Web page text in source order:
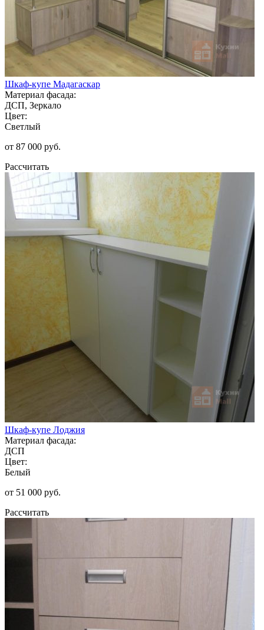
Шкаф-купе Мадагаскар
Материал фасада:
ДСП, Зеркало
Цвет:
Светлый
от 87 000 руб.
Рассчитать
Шкаф-купе Лоджия
Материал фасада:
ДСП
Цвет:
Белый
от 51 000 руб.
Рассчитать